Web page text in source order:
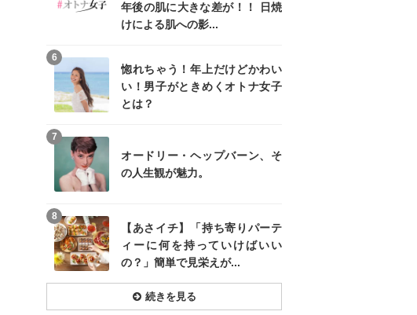
年後の肌に大きな差が！！ 日焼
けによる肌への影...
惚れちゃう！年上だけどかわい
い！男子がときめくオトナ女子
とは？
6
オードリー・ヘップバーン、そ
の人生観が魅力。
7
【あさイチ】「持ち寄りパーテ
ィーに何を持っていけばいい
の？」簡単で見栄えが...
8
続きを見る